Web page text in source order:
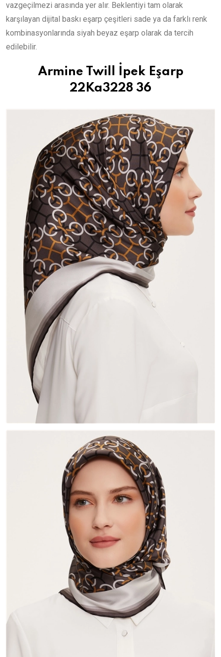
vazgeçilmezi arasında yer alır. Beklentiyi tam olarak
karşılayan dijital baskı eşarp çeşitleri sade ya da farklı renk
kombinasyonlarında siyah beyaz eşarp olarak da tercih
edilebilir.
Armine Twill İpek Eşarp
22Ka3228 36